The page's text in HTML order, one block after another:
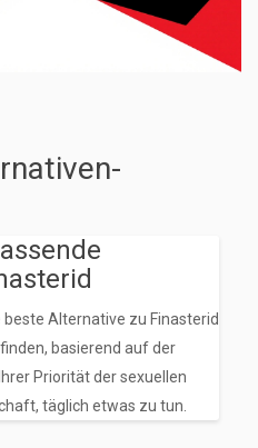
Alternative zu Finasterid
basierend auf der
Priorität der sexuellen
täglich etwas zu tun.